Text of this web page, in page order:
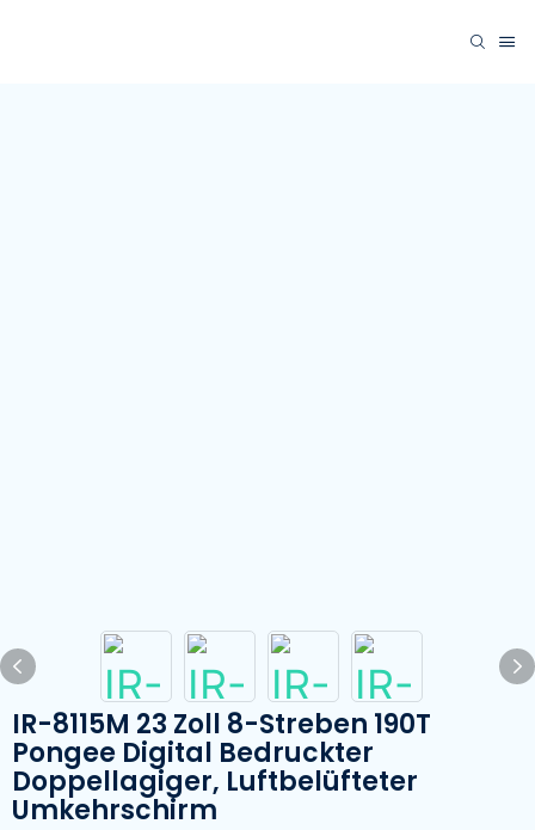
IR-8115M 23 Zoll 8-Streben 190T
Pongee Digital Bedruckter
Doppellagiger, Luftbelüfteter
Umkehrschirm